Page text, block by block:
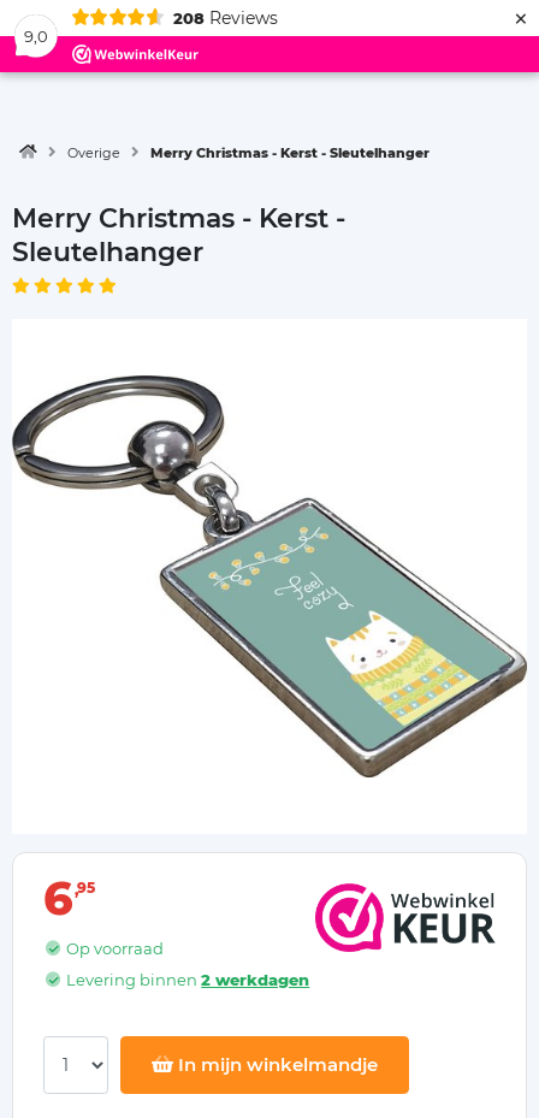
9,0
208 Reviews ×
Menu
Overige Merry Christmas - Kerst - Sleutelhanger
Merry Christmas - Kerst -
Sleutelhanger
6 95
Op voorraad
Levering binnen2 werkdagen
In mijn winkelmandje